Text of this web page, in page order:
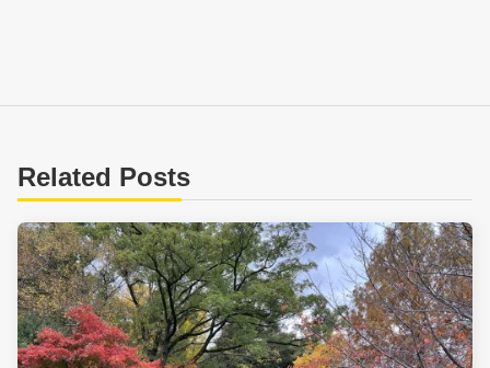
Related Posts